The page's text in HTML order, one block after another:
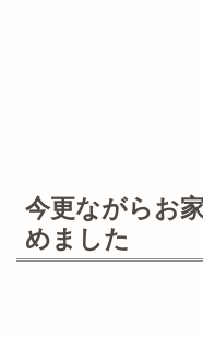
今更ながらお
めました